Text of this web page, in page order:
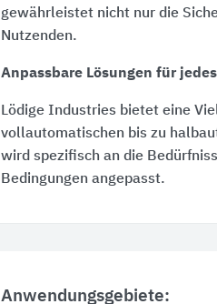
gewährleistet nicht nur die
Nutzenden.
Anpassbare Lösungen für
Lödige Industries bietet eine
vollautomatischen bis zu
wird spezifisch an die
Bedingungen angepasst.
Anwendungsgebiete: